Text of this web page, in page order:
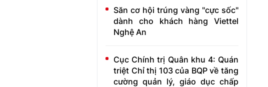
Săn cơ hội trúng vàng "cực sốc"
dành cho khách hàng Viettel
Nghệ An
Cục Chính trị Quân khu 4: Quán
triệt Chỉ thị 103 của BQP về tăng
cường quản lý, giáo dục chấp